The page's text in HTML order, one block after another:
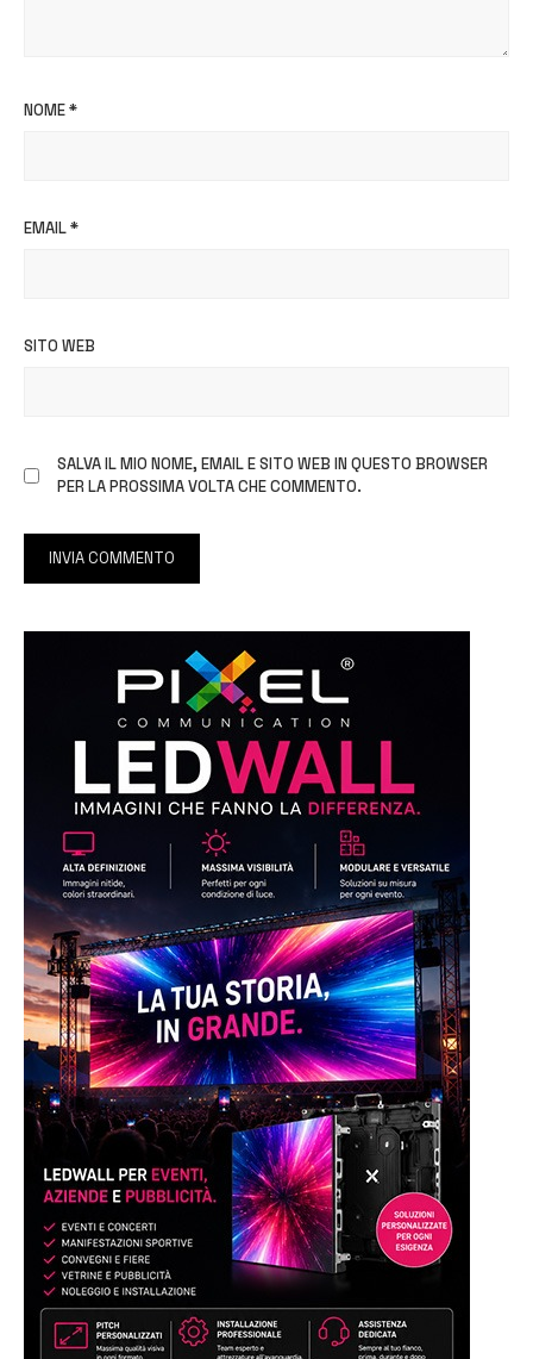
NOME*
EMAIL*
SITO WEB
SALVA IL MIO NOME, EMAIL E SITO WEB IN QUESTO BROWSER
PER LA PROSSIMA VOLTA CHE COMMENTO.